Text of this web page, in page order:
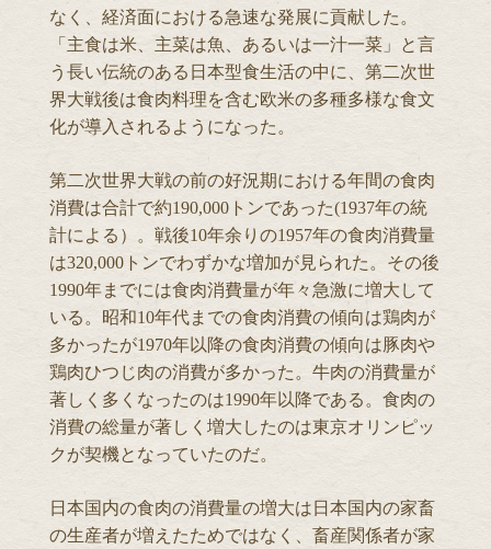
なく、経済面における急速な発展に貢献した。
「主食は米、主菜は魚、あるいは一汁一菜」と言
う長い伝統のある日本型食生活の中に、第二次世
界大戦後は食肉料理を含む欧米の多種多様な食文
化が導入されるようになった。
第二次世界大戦の前の好況期における年間の食肉
消費は合計で約190,000トンであった(1937年の統
計による）。戦後10年余りの1957年の食肉消費量
は320,000トンでわずかな増加が見られた。その後
1990年までには食肉消費量が年々急激に増大して
いる。昭和10年代までの食肉消費の傾向は鶏肉が
多かったが1970年以降の食肉消費の傾向は豚肉や
鶏肉ひつじ肉の消費が多かった。牛肉の消費量が
著しく多くなったのは1990年以降である。食肉の
消費の総量が著しく増大したのは東京オリンピッ
クが契機となっていたのだ。
日本国内の食肉の消費量の増大は日本国内の家畜
の生産者が増えたためではなく、畜産関係者が家